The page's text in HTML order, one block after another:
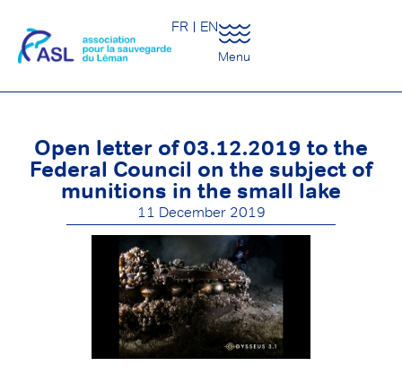
FR EN
Menu
Open letter of 03.12.2019 to the
Federal Council on the subject of
munitions in the small lake
11 December 2019